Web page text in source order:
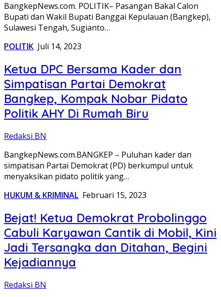
BangkepNews.com. POLITIK– Pasangan Bakal Calon
Bupati dan Wakil Bupati Banggai Kepulauan (Bangkep),
Sulawesi Tengah, Sugianto…
POLITIK Juli 14, 2023
Ketua DPC Bersama Kader dan
Simpatisan Partai Demokrat
Bangkep, Kompak Nobar Pidato
Politik AHY Di Rumah Biru
Redaksi BN
BangkepNews.com.BANGKEP – Puluhan kader dan
simpatisan Partai Demokrat (PD) berkumpul untuk
menyaksikan pidato politik yang…
HUKUM & KRIMINAL Februari 15, 2023
Bejat! Ketua Demokrat Probolinggo
Cabuli Karyawan Cantik di Mobil, Kini
Jadi Tersangka dan Ditahan, Begini
Kejadiannya
Redaksi BN